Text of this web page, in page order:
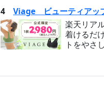
4
Viage ビューティアッ
楽天リア
着けるだ
トをやさ